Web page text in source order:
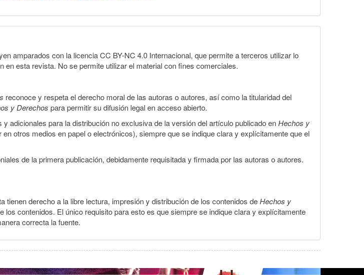
amparados con la licencia CC BY-NC 4.0 Internacional, que permite a terceros utilizar lo
esta revista. No se permite utilizar el material con fines comerciales.
reconoce y respeta el derecho moral de las autoras o autores, así como la titularidad del
y Derechos para permitir su difusión legal en acceso abierto.
adicionales para la distribución no exclusiva de la versión del artículo publicado enHechos y
otros medios en papel o electrónicos), siempre que se indique clara y explícitamente que el
de la primera publicación, debidamente requisitada y firmada por las autoras o autores.
derecho a la libre lectura, impresión y distribución de los contenidos deHechos y
contenidos. El único requisito para esto es que siempre se indique clara y explícitamente
correcta la fuente.